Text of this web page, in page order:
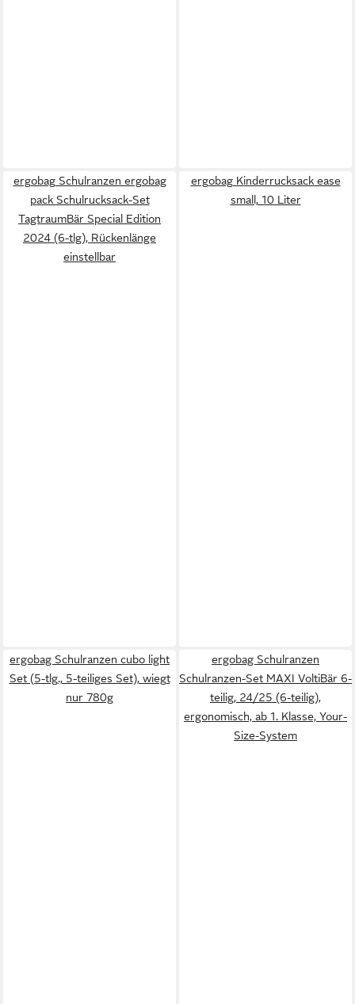
ergobag Schulranzen ergobag
pack Schulrucksack-Set
TagtraumBär Special Edition
2024 (6-tlg), Rückenlänge
einstellbar
ergobag Kinderrucksack ease
small, 10 Liter
ergobag Schulranzen cubo light
Set (5-tlg., 5-teiliges Set), wiegt
nur 780g
ergobag Schulranzen
Schulranzen-Set MAXI VoltiBär 6-
teilig, 24/25 (6-teilig),
ergonomisch, ab 1. Klasse, Your-
Size-System